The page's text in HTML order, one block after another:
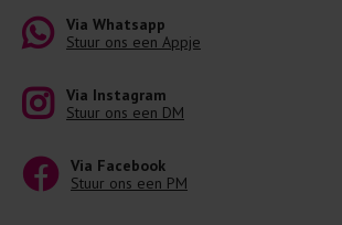
Via Whatsapp
Stuur ons een Appje
Via Instagram
Stuur ons een DM
Via Facebook
Stuur ons een PM